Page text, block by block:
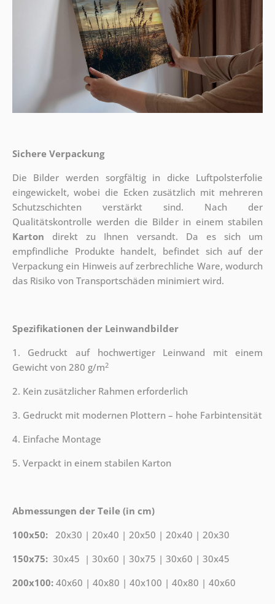
Sichere Verpackung
Die Bilder werden sorgfältig in dicke Luftpolsterfolie
eingewickelt, wobei die Ecken zusätzlich mit mehreren
Schutzschichten verstärkt sind. Nach der
Qualitätskontrolle werden die Bilder in einem stabilen
Karton direkt zu Ihnen versandt. Da es sich um
empfindliche Produkte handelt, befindet sich auf der
Verpackung ein Hinweis auf zerbrechliche Ware, wodurch
das Risiko von Transportschäden minimiert wird.
Spezifikationen der Leinwandbilder
1. Gedruckt auf hochwertiger Leinwand mit einem
Gewicht von 280 g/m2
2. Kein zusätzlicher Rahmen erforderlich
3. Gedruckt mit modernen Plottern – hohe Farbintensität
4. Einfache Montage
5. Verpackt in einem stabilen Karton
Abmessungen der Teile (in cm)
100x50: 20x30 | 20x40 | 20x50 | 20x40 | 20x30
150x75: 30x45 | 30x60 | 30x75 | 30x60 | 30x45
200x100: 40x60 | 40x80 | 40x100 | 40x80 | 40x60